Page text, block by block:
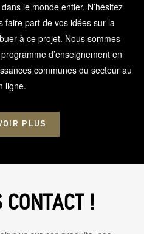
le monde entier. N’hésitez
faire part de vos idées sur la
à ce projet. Nous sommes
d’enseignement en
communes du secteur au
ligne.
PLUS
CONTACT !